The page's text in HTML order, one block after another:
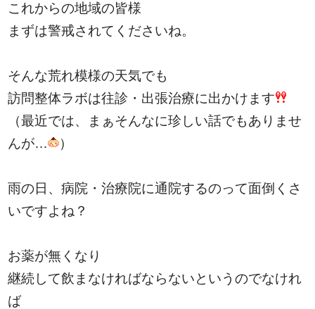
これからの地域の皆様
まずは警戒されてくださいね。
そんな荒れ模様の天気でも
訪問整体ラボは往診・出張治療に出かけます
（最近では、まぁそんなに珍しい話でもありませ
んが…
）
雨の日、病院・治療院に通院するのって面倒くさ
いですよね？
お薬が無くなり
継続して飲まなければならないというのでなけれ
ば